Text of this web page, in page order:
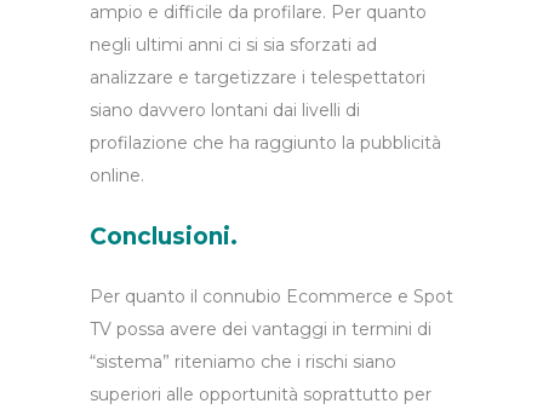
ampio e difficile da profilare. Per quanto
negli ultimi anni ci si sia sforzati ad
analizzare e targetizzare i telespettatori
siano davvero lontani dai livelli di
profilazione che ha raggiunto la pubblicità
online.
Conclusioni.
Per quanto il connubio Ecommerce e Spot
TV possa avere dei vantaggi in termini di
“sistema” riteniamo che i rischi siano
superiori alle opportunità soprattutto per